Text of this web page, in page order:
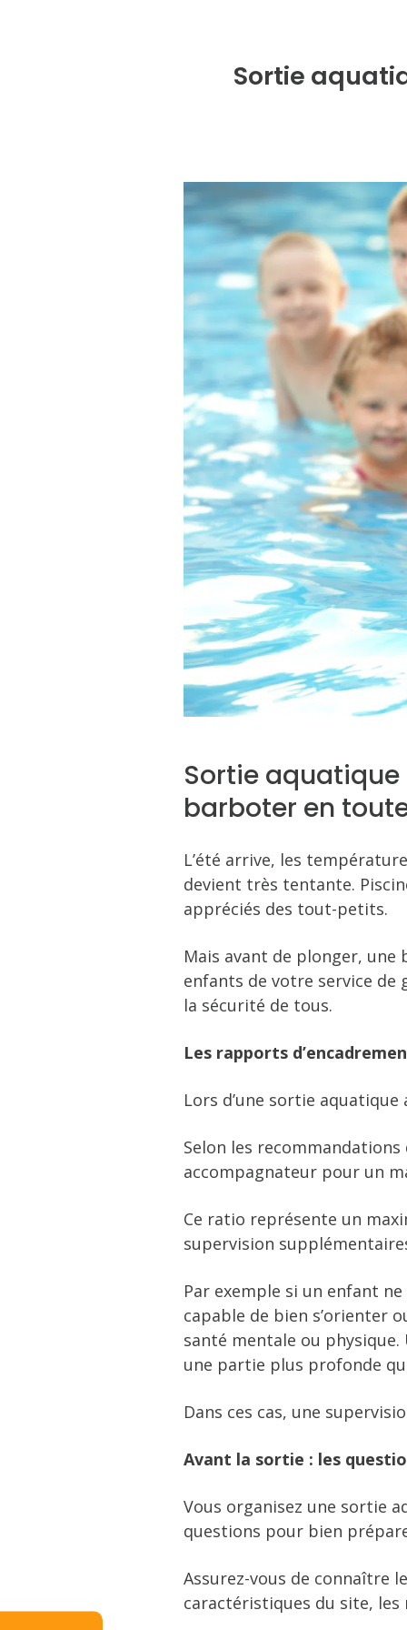
Sortie
Sortie aquatique
barboter en
L’été arrive, les
devient très tentante.
appréciés des tout-petits.
Mais avant de plonger, une
enfants de votre service de
la sécurité de tous.
Les rapports
Lors d’une sortie
Selon les
accompagnateur pour un
Ce ratio représente un
supervision
Par exemple si un enfant ne
capable de bien s’orienter
santé mentale ou
une partie plus profonde
Dans ces cas, une
Avant la sortie : les
Vous organisez une sortie
questions pour bien
Assurez-vous de connaître
caractéristiques du site, les